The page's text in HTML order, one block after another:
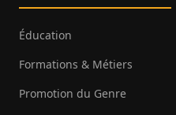
Éducation
Formations & Métiers
Promotion du Genre